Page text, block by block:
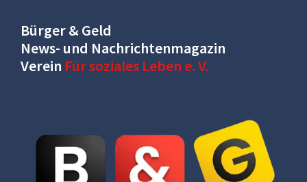
Bürger & Geld
News- und Nachrichtenmagazin
Verein Für soziales Leben e. V.